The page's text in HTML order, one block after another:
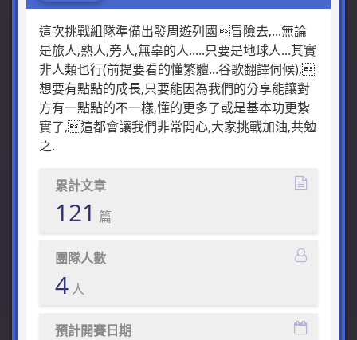
這次挑戰組隊準備出發周遊列國冒險去,...無論
是旅人,熟人,旁人,無辜的人.....只要是地球人...其實
非人類也行(前提要看的懂繁體...谷歌翻譯伺候),
想要有點點的成長,只要能因為我們的分享能讓對
方有一點點的不一樣,懂的更多了或是基本功更紮
實了,這都會讓我們非常開心,大家挑戰加油,共勉
之.
累計文章
121 篇
團隊人數
4 人
預計開賽日期